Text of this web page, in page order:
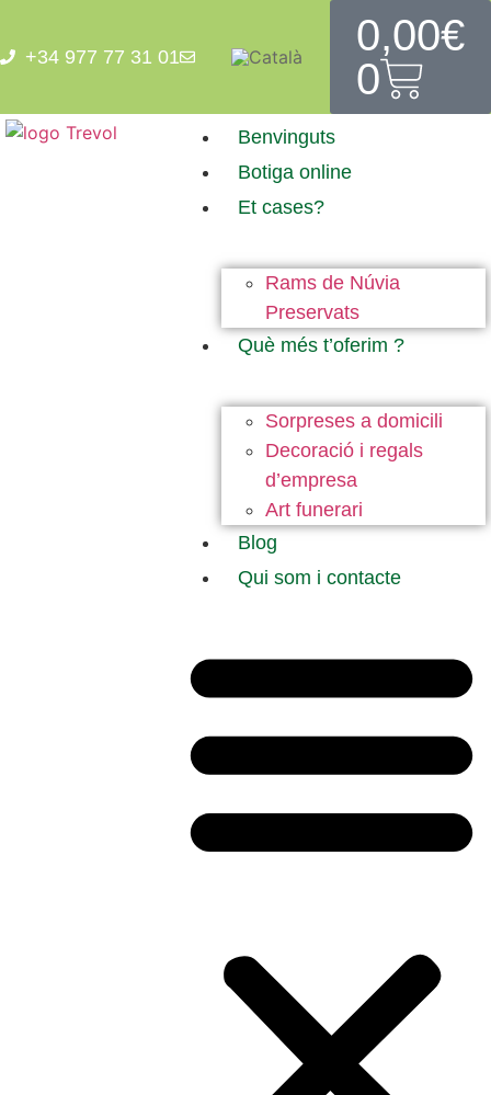
+34 977 77 31 01 0,00€
0
Benvinguts
Botiga online
Et cases?
Rams de Núvia
Preservats
Què més t’oferim ?
Sorpreses a domicili
Decoració i regals
d’empresa
Art funerari
Blog
Qui som i contacte